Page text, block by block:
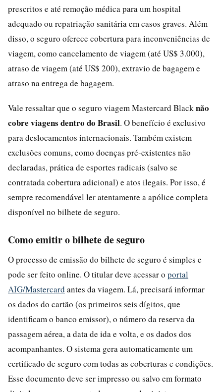
prescritos e até remoção médica para um hospital
adequado ou repatriação sanitária em casos graves. Além
disso, o seguro oferece cobertura para inconveniências de
viagem, como cancelamento de viagem (até US$ 3.000),
atraso de viagem (até US$ 200), extravio de bagagem e
atraso na entrega de bagagem.
Vale ressaltar que o seguro viagem Mastercard Black não
cobre viagens dentro do Brasil. O benefício é exclusivo
para deslocamentos internacionais. Também existem
exclusões comuns, como doenças pré-existentes não
declaradas, prática de esportes radicais (salvo se
contratada cobertura adicional) e atos ilegais. Por isso, é
sempre recomendável ler atentamente a apólice completa
disponível no bilhete de seguro.
Como emitir o bilhete de seguro
O processo de emissão do bilhete de seguro é simples e
pode ser feito online. O titular deve acessar o portal
AIG/Mastercard antes da viagem. Lá, precisará informar
os dados do cartão (os primeiros seis dígitos, que
identificam o banco emissor), o número da reserva da
passagem aérea, a data de ida e volta, e os dados dos
acompanhantes. O sistema gera automaticamente um
certificado de seguro com todas as coberturas e condições.
Esse documento deve ser impresso ou salvo em formato